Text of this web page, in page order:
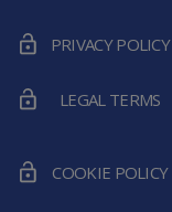
PRIVACY POLICY
LEGAL TERMS
COOKIE POLICY